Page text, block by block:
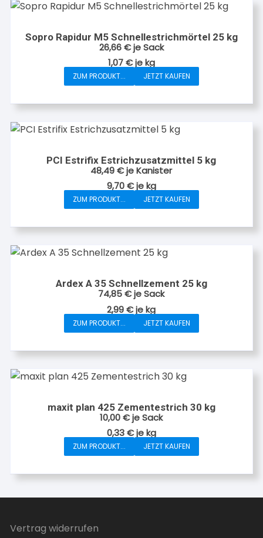
Sopro Rapidur M5 Schnellestrichmörtel 25 kg
26,66€je Sack
1,07€jekg
ZUM PRODUKT... JETZT KAUFEN
PCI Estrifix Estrichzusatzmittel 5 kg
48,49€je Kanister
9,70€jekg
ZUM PRODUKT... JETZT KAUFEN
Ardex A 35 Schnellzement 25 kg
74,85€je Sack
2,99€jekg
ZUM PRODUKT... JETZT KAUFEN
maxit plan 425 Zementestrich 30 kg
10,00€je Sack
0,33€jekg
ZUM PRODUKT... JETZT KAUFEN
Vertrag widerrufen